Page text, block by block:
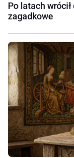
Po latach
zagadkowe